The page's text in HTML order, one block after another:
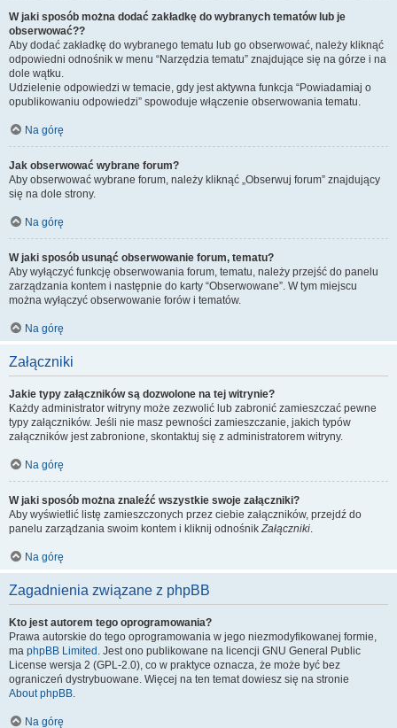
W jaki sposób można dodać zakładkę do wybranych tematów lub je
obserwować??
Aby dodać zakładkę do wybranego tematu lub go obserwować, należy kliknąć
odpowiedni odnośnik w menu “Narzędzia tematu” znajdujące się na górze i na
dole wątku.
Udzielenie odpowiedzi w temacie, gdy jest aktywna funkcja “Powiadamiaj o
opublikowaniu odpowiedzi” spowoduje włączenie obserwowania tematu.
Na górę
Jak obserwować wybrane forum?
Aby obserwować wybrane forum, należy kliknąć „Obserwuj forum” znajdujący
się na dole strony.
Na górę
W jaki sposób usunąć obserwowanie forum, tematu?
Aby wyłączyć funkcję obserwowania forum, tematu, należy przejść do panelu
zarządzania kontem i następnie do karty “Obserwowane”. W tym miejscu
można wyłączyć obserwowanie forów i tematów.
Na górę
Załączniki
Jakie typy załączników są dozwolone na tej witrynie?
Każdy administrator witryny może zezwolić lub zabronić zamieszczać pewne
typy załączników. Jeśli nie masz pewności zamieszczanie, jakich typów
załączników jest zabronione, skontaktuj się z administratorem witryny.
Na górę
W jaki sposób można znaleźć wszystkie swoje załączniki?
Aby wyświetlić listę zamieszczonych przez ciebie załączników, przejdź do
panelu zarządzania swoim kontem i kliknij odnośnikZałączniki.
Na górę
Zagadnienia związane z phpBB
Kto jest autorem tego oprogramowania?
Prawa autorskie do tego oprogramowania w jego niezmodyfikowanej formie,
ma phpBB Limited . Jest ono publikowane na licencji GNU General Public
License wersja 2 (GPL-2.0), co w praktyce oznacza, że może być bez
ograniczeń dystrybuowane. Więcej na ten temat dowiesz się na stronie
About phpBB.
Na górę